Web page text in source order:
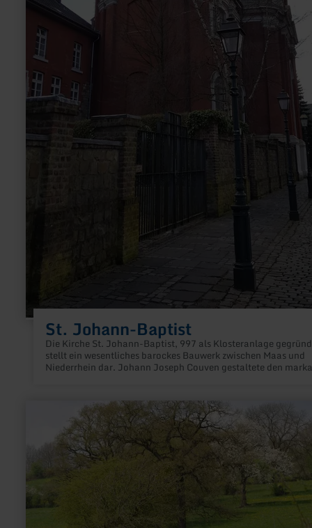
St. Johann-Baptist
Die Kirche St. Johann-Baptist, 997 als Klosteranlage
stellt ein wesentliches barockes Bauwerk zwischen Maas und
Niederrhein dar. Johann Joseph Couven gestaltete den
"Wiesenwege"
Raeren